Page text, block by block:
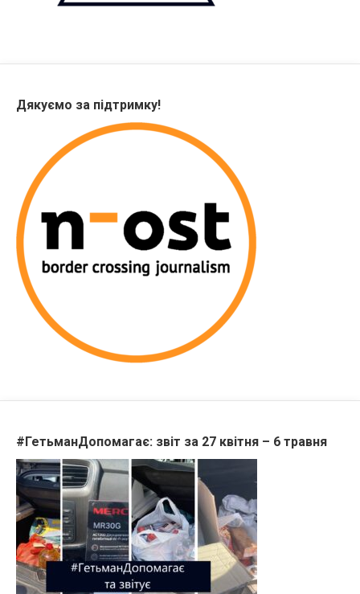
Дякуємо за підтримку!
#ГетьманДопомагає: звіт за 27 квітня – 6 травня